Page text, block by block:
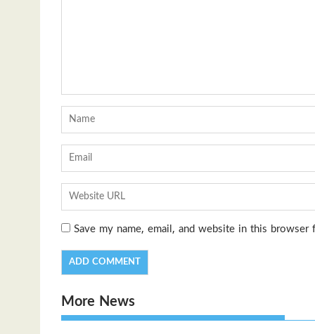
Save my name, email, and website in this
More News